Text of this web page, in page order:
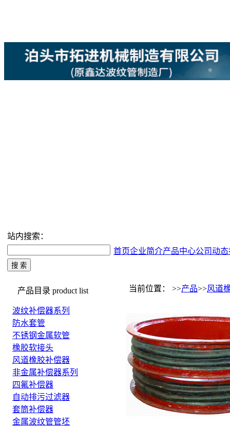
站内搜索：
首页企业简介产品中心公司动态
产品目录 product list
波纹补偿器系列
防水套管
不锈钢金属软管
橡胶软接头
风道橡胶补偿器
非金属补偿器系列
四氟补偿器
自动排污过滤器
套筒补偿器
金属波纹管管坯
当前位置： >>产品>>风道